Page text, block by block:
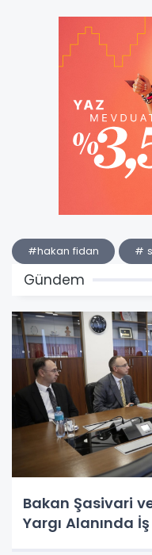
#hakan fidan #
Gündem
Bakan Şasivari
Yargı Alanında